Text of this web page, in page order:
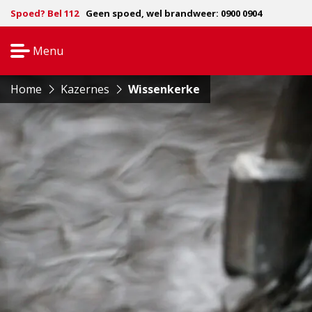
Spoed? Bel 112 Geen spoed, wel brandweer: 0900 0904
Menu
navigatie
Home Kazernes Wissenkerke